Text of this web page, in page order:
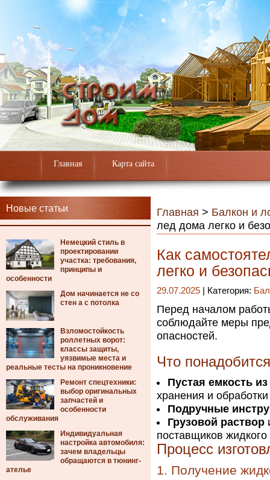
Главная Карта сайта
Новые статьи
Немецкий стиль в
проектировании
участка: требования,
принципы и
особенности
Дом начинается не со
стен а с потолка
Взломостойкость
роллетных ворот:
классы защиты,
уязвимые места и
реальные тесты на проникновение
Ремонт спецтехники:
выбор оригинальных
запчастей и
особенности
обслуживания
Индивидуальная
настройка автомобиля:
зачем владельцы
обращаются в тюнинг-
ателье
Главная > Балкон и
лед дома легко и
Как
легко и
29.07.2025 | Категория:
Перед началом
соблюдайте меры
опасностей.
Что
Пустая емкость
хранения и
Подручные
Грузовой раствор
поставщиков жидкого
Процесс
1. Получение